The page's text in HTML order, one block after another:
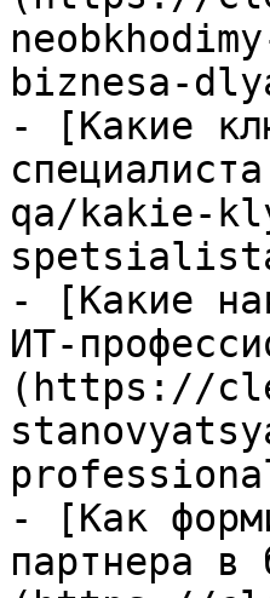
biznesa-
- [Какие
qa/kakie-
- [Какие
ИТ-
(https://
- [Как
партнера в